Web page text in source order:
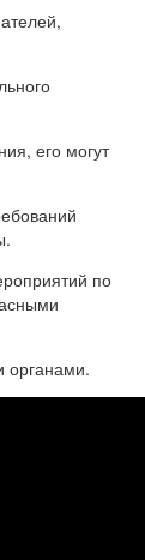
его могут
по
органами.